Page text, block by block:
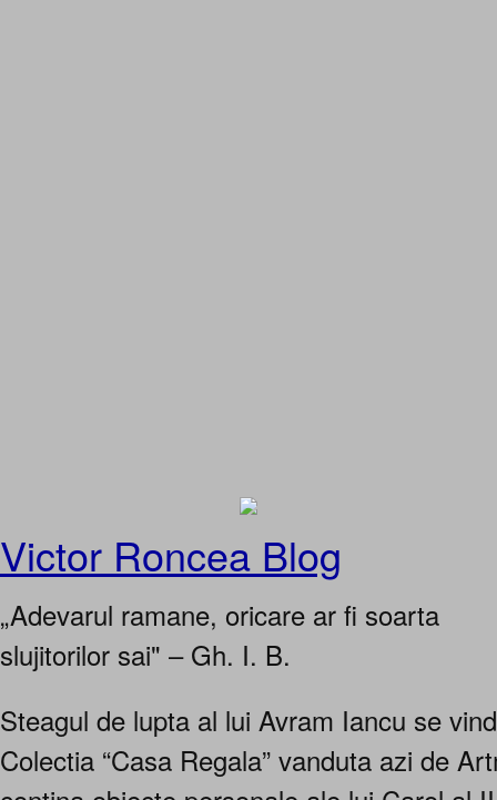
Victor Roncea Blog
„Adevarul ramane, oricare ar fi soarta
slujitorilor sai" – Gh. I. B.
Steagul de lupta al lui Avram Iancu se
Colectia “Casa Regala” vanduta azi de